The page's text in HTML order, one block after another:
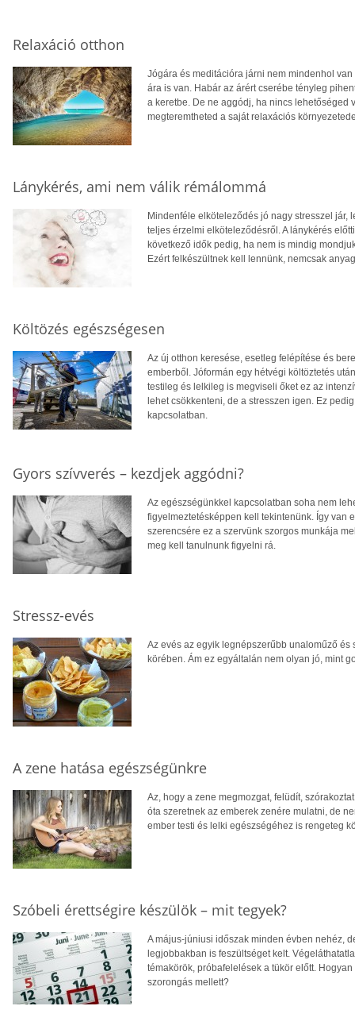
Relaxáció otthon
Jógára és meditációra járni nem mindenhol
ára is van. Habár az árért cserébe tényleg
a keretbe. De ne aggódj, ha nincs
megteremtheted a saját relaxációs
Lánykérés, ami nem válik rémálommá
Mindenféle elköteleződés jó nagy stresszel
teljes érzelmi elköteleződésről. A lánykérés
következő idők pedig, ha nem is mindig
Ezért felkészültnek kell lennünk, nemcsak
Költözés egészségesen
Az új otthon keresése, esetleg felépítése és
emberből. Jóformán egy hétvégi költöztetés
testileg és lelkileg is megviseli őket ez az
lehet csökkenteni, de a stresszen igen. Ez
kapcsolatban.
Gyors szívverés – kezdjek aggódni?
Az egészségünkkel kapcsolatban soha nem
figyelmeztetésképpen kell tekintenünk. Így van
szerencsére ez a szervünk szorgos munkája
meg kell tanulnunk figyelni rá.
Stressz-evés
Az evés az egyik legnépszerűbb unaloműző
körében. Ám ez egyáltalán nem olyan jó, mint
A zene hatása egészségünkre
Az, hogy a zene megmozgat, felüdít,
óta szeretnek az emberek zenére mulatni, de
ember testi és lelki egészségéhez is rengeteg
Szóbeli érettségire készülök – mit tegyek?
A május-júniusi időszak minden évben nehéz,
legjobbakban is feszültséget kelt.
témakörök, próbafelelések a tükör előtt.
szorongás mellett?